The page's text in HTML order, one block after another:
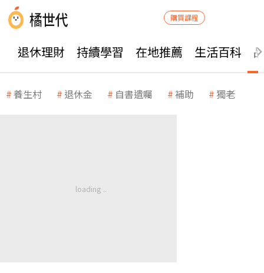
購買課程
退休理財 持續學習 在地推薦 生活百科
養生村 退休金 自書遺囑 補助 獨老